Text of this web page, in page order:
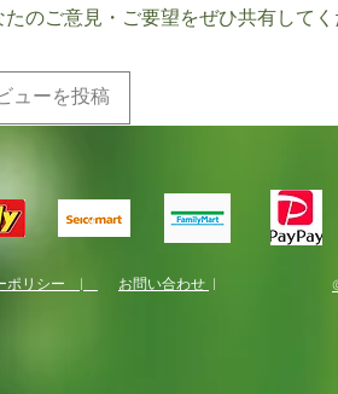
のご意見・ご要望をぜひ共有してく
ューを投稿
ポリシー | お問い合わせ